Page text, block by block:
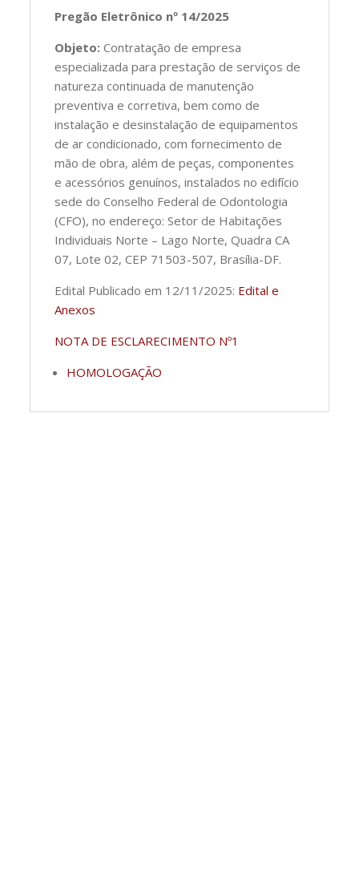
Pregão Eletrônico nº 14/2025
Objeto:Contratação de empresa
especializada para prestação de serviços de
natureza continuada de manutenção
preventiva e corretiva, bem como de
instalação e desinstalação de equipamentos
de ar condicionado, com fornecimento de
mão de obra, além de peças, componentes
e acessórios genuínos, instalados no edifício
sede do Conselho Federal de Odontologia
(CFO), no endereço: Setor de Habitações
Individuais Norte – Lago Norte, Quadra CA
07, Lote 02, CEP 71503-507, Brasília-DF.
Edital Publicado em 12/11/2025: Edital e
Anexos
NOTA DE ESCLARECIMENTO Nº1
HOMOLOGAÇÃO